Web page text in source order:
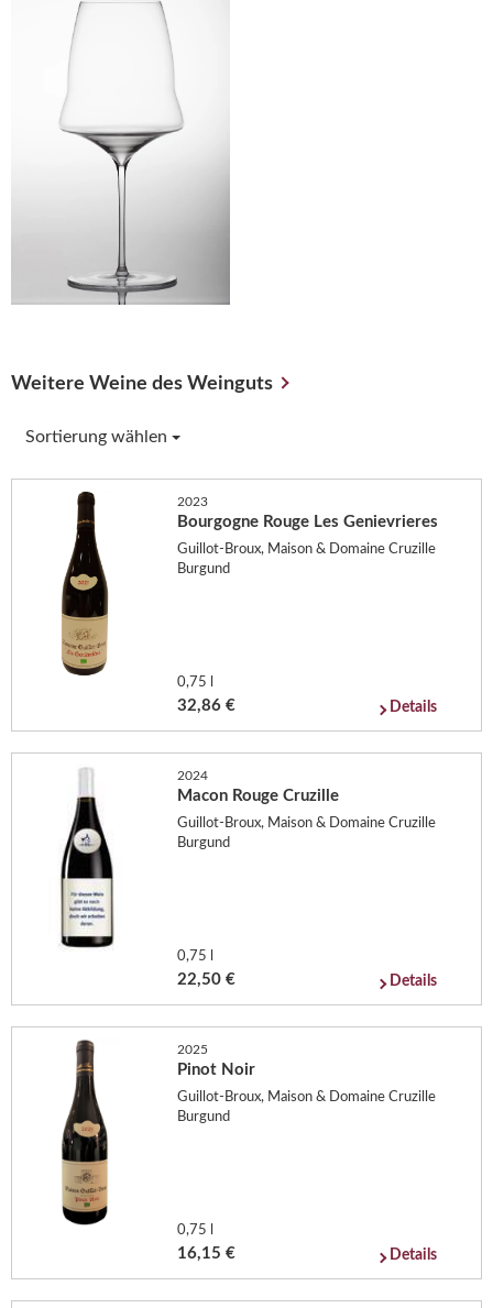
Weitere Weine des Weinguts
Sortierung wählen
2023
Bourgogne Rouge Les Genievrieres
Guillot-Broux, Maison & Domaine Cruzille
Burgund
0,75 l
32,86 € Details
2024
Macon Rouge Cruzille
Guillot-Broux, Maison & Domaine Cruzille
Burgund
0,75 l
22,50 € Details
2025
Pinot Noir
Guillot-Broux, Maison & Domaine Cruzille
Burgund
0,75 l
16,15 € Details